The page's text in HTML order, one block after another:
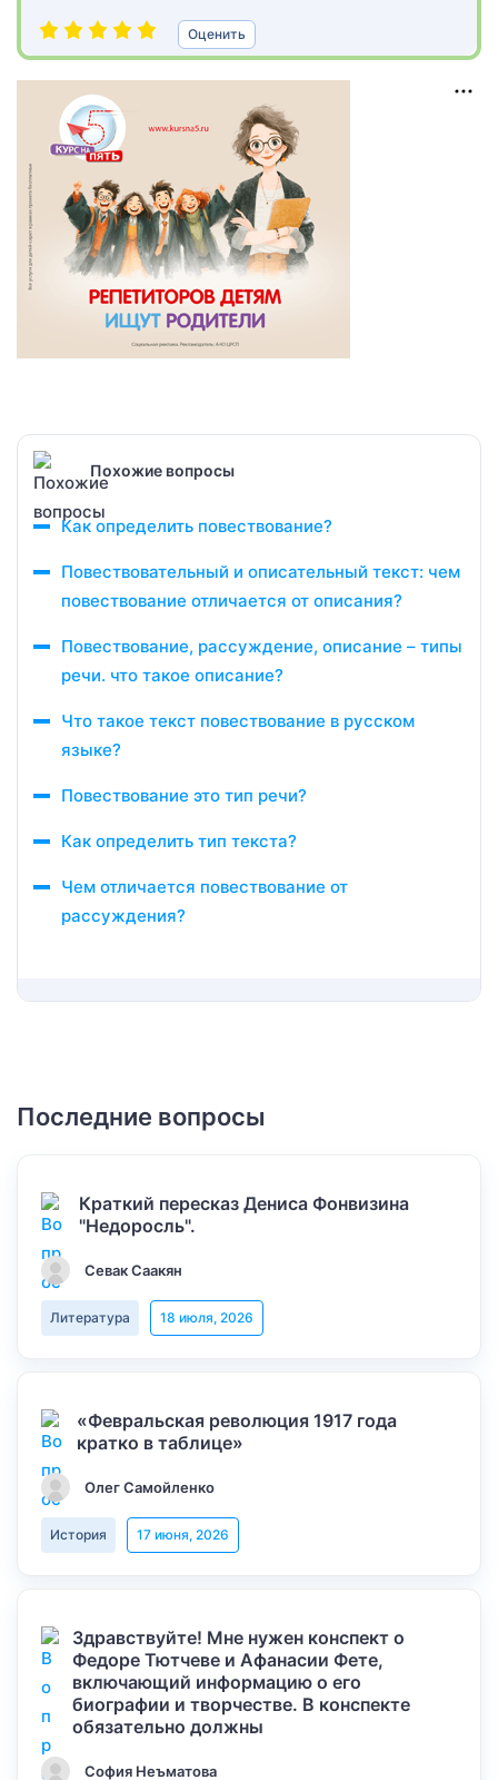
Оценить
Похожие вопросы
Как определить повествование?
Повествовательный и описательный текст: чем
повествование отличается от описания?
Повествование, рассуждение, описание – типы
речи. что такое описание?
Что такое текст повествование в русском
языке?
Повествование это тип речи?
Как определить тип текста?
Чем отличается повествование от
рассуждения?
Последние вопросы
Краткий пересказ Дениса Фонвизина
"Недоросль".
Севак Саакян
Литература 18 июля, 2026
«Февральская революция 1917 года
кратко в таблице»
Олег Самойленко
История 17 июня, 2026
Здравствуйте! Мне нужен конспект о
Федоре Тютчеве и Афанасии Фете,
включающий информацию о его
биографии и творчестве. В конспекте
обязательно должны
София Неъматова